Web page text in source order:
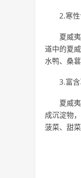
2.寒
夏威
道中的夏
水鸭、桑
3.富
夏威
成沉淀物
菠菜、甜